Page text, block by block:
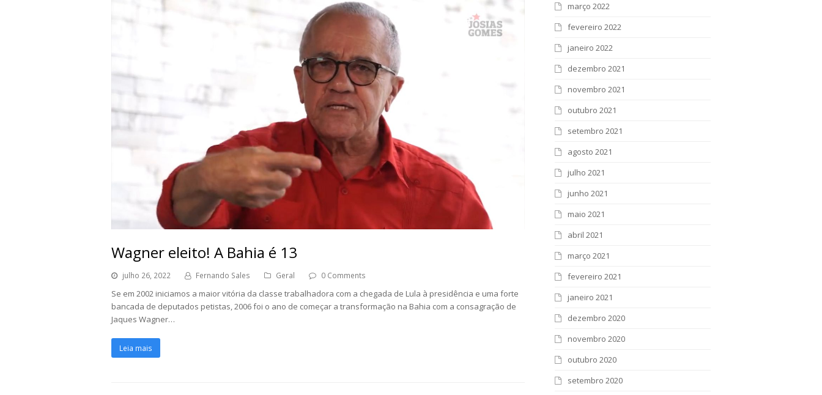
Wagner eleito! A Bahia é 13
julho 26, 2022 Fernando Sales Geral 0 Comments
Se em 2002 iniciamos a maior vitória da classe trabalhadora com a chegada de Lula à presidência e uma forte
bancada de deputados petistas, 2006 foi o ano de começar a transformação na Bahia com a consagração de
Jaques Wagner…
Leia mais
março 2022
fevereiro 2022
janeiro 2022
dezembro 2021
novembro 2021
outubro 2021
setembro 2021
agosto 2021
julho 2021
junho 2021
maio 2021
abril 2021
março 2021
fevereiro 2021
janeiro 2021
dezembro 2020
novembro 2020
outubro 2020
setembro 2020